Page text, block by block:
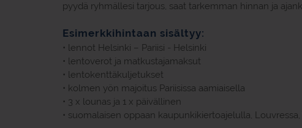
pyydä ryhmällesi tarjous, saat tarkemman hinnan ja
Esimerkkihintaan sisältyy:
• lennot Helsinki – Pariisi - Helsinki
• lentoverot ja matkustajamaksut
• lentokenttäkuljetukset
• kolmen yön majoitus Pariisissa aamiaisella
• 3 x lounas ja 1 x päivällinen
• suomalaisen oppaan kaupunkikiertoajelulla,